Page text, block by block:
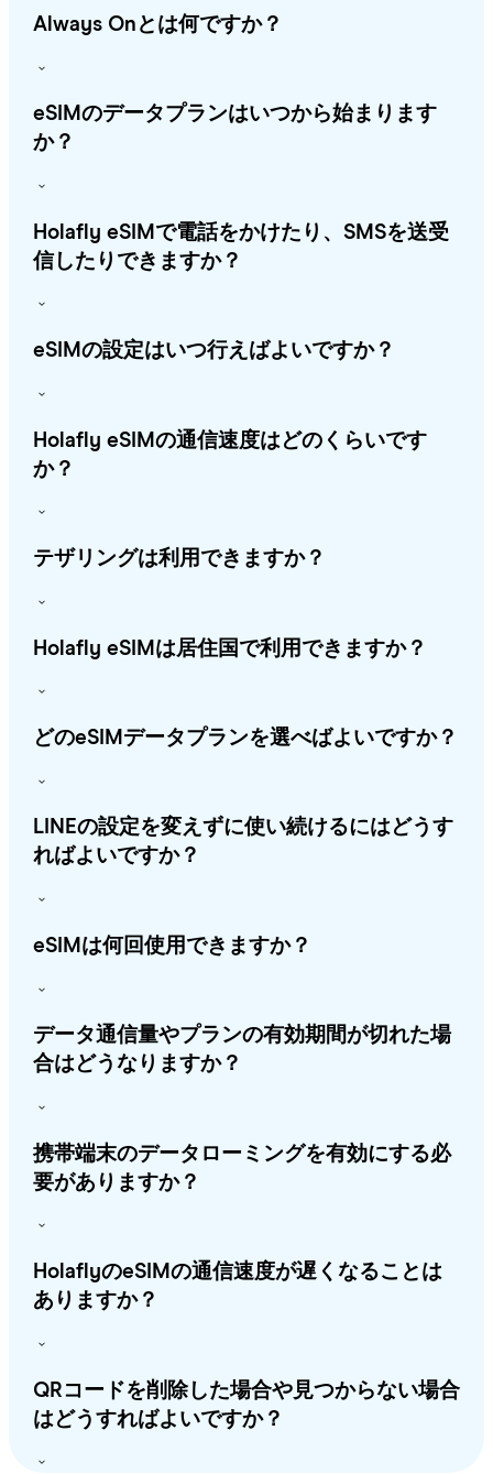
Always Onとは何ですか？
eSIMのデータプランはいつから始まります
か？
Holafly eSIMで電話をかけたり、SMSを送受
信したりできますか？
eSIMの設定はいつ行えばよいですか？
Holafly eSIMの通信速度はどのくらいです
か？
テザリングは利用できますか？
Holafly eSIMは居住国で利用できますか？
どのeSIMデータプランを選べばよいですか？
LINEの設定を変えずに使い続けるにはどうす
ればよいですか？
eSIMは何回使用できますか？
データ通信量やプランの有効期間が切れた場
合はどうなりますか？
携帯端末のデータローミングを有効にする必
要がありますか？
HolaflyのeSIMの通信速度が遅くなることは
ありますか？
QRコードを削除した場合や見つからない場合
はどうすればよいですか？